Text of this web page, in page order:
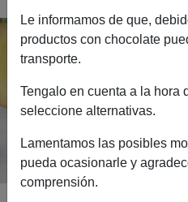
Gestatial Essential
perlas)
Inicio
Catálogo
Le informamos de que,
productos con chocolate
transporte.
Tengalo en cuenta a la hora
seleccione alternativas.
Lamentamos las posibles
pueda ocasionarle y
comprensión.